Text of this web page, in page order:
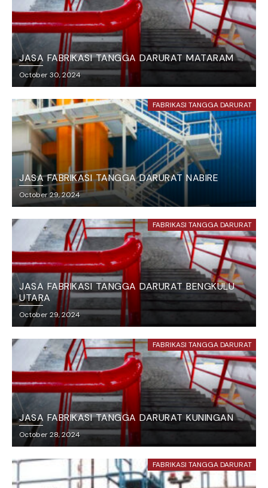
JASA FABRIKASI TANGGA DARURAT MATARAM
October 30, 2024
FABRIKASI TANGGA DARURAT
JASA FABRIKASI TANGGA DARURAT NABIRE
October 29, 2024
FABRIKASI TANGGA DARURAT
JASA FABRIKASI TANGGA DARURAT BENGKULU
UTARA
October 29, 2024
FABRIKASI TANGGA DARURAT
JASA FABRIKASI TANGGA DARURAT KUNINGAN
October 28, 2024
FABRIKASI TANGGA DARURAT